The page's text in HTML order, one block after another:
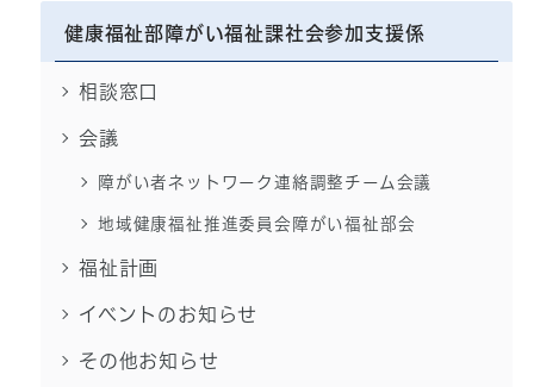
健康福祉部障がい福祉課社会参加支援係
相談窓口
会議
障がい者ネットワーク連絡調整チーム会議
地域健康福祉推進委員会障がい福祉部会
福祉計画
イベントのお知らせ
その他お知らせ